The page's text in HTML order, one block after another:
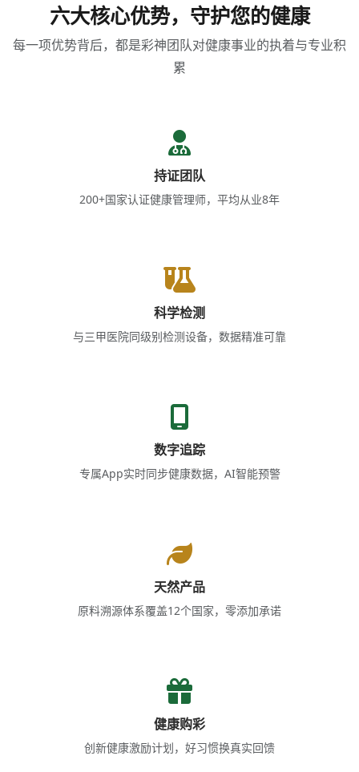
六大核心优势，守护您的健康
每一项优势背后，都是彩神团队对健康事业的执着与专业积
累
持证团队
200+国家认证健康管理师，平均从业8年
科学检测
与三甲医院同级别检测设备，数据精准可靠
数字追踪
专属App实时同步健康数据，AI智能预警
天然产品
原料溯源体系覆盖12个国家，零添加承诺
健康购彩
创新健康激励计划，好习惯换真实回馈